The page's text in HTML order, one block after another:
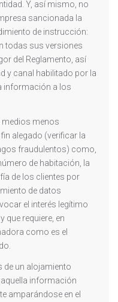
Y, así mismo, no
sancionada la
de instrucción:
todas sus versiones
del Reglamento, así
y canal habilitado por la
información a los
medios menos
alegado (verificar la
fraudulentos) como,
de habitación, la
de los clientes por
de datos
el interés legítimo
que requiere, en
como es el
de un alojamiento
información
amparándose en el